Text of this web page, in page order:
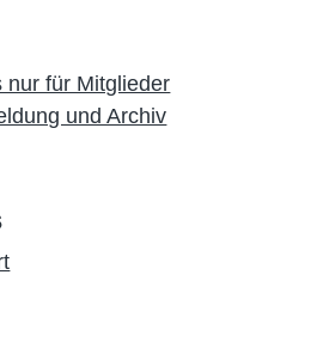
nur für Mitglieder
und Archiv